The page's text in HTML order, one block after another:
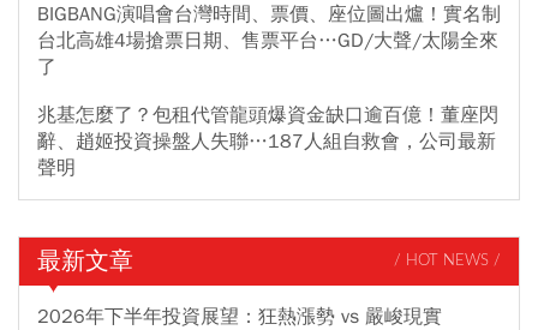
BIGBANG演唱會台灣時間、票價、座位圖出爐！實名制
台北高雄4場搶票日期、售票平台…GD/大聲/太陽全來
了
兆基怎麼了？包租代管龍頭爆資金缺口逾百億！董座閃
辭、趙姬投資操盤人失聯…187人組自救會，公司最新
聲明
最新文章 / HOT NEWS /
2026年下半年投資展望：狂熱漲勢 vs 嚴峻現實